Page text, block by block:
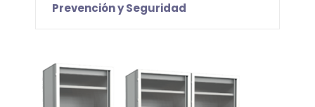
Prevención y Seguridad